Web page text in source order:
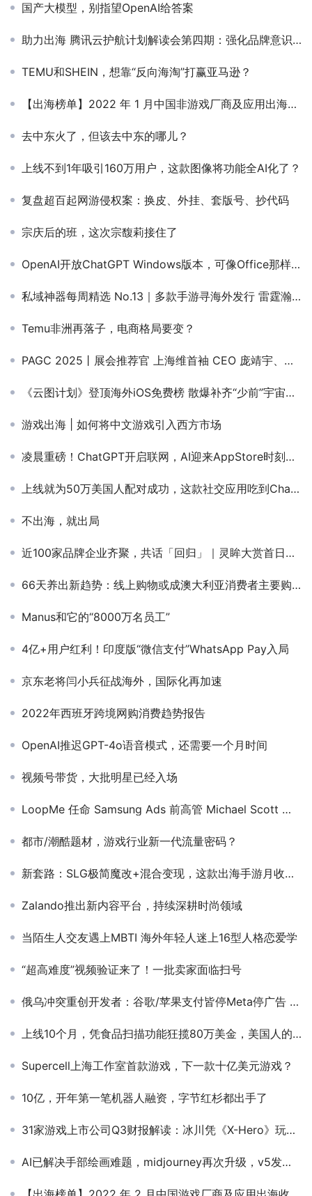
国产大模型，别指望OpenAI给答案
助力出海 腾讯云护航计划解读会第四期：强化品牌意识 精准定位流量
TEMU和SHEIN，想靠“反向海淘”打赢亚马逊？
【出海榜单】2022 年 1 月中国非游戏厂商及应用出海收入 30 强（修订版）
去中东火了，但该去中东的哪儿？
上线不到1年吸引160万用户，这款图像将功能全AI化了？
复盘超百起网游侵权案：换皮、外挂、套版号、抄代码
宗庆后的班，这次宗馥莉接住了
OpenAI开放ChatGPT Windows版本，可像Office那样使用了
私域神器每周精选 No.13｜多款手游寻海外发行 雷霆瀚海、极客等寻联运/资源渠道
Temu非洲再落子，电商格局要变？
PAGC 2025丨展会推荐官 上海维首袖 CEO 庞靖宇、帝视科技 CEO 高钦泉、清博智能 副总裁 宗利军 邀您参与万人出海展会
《云图计划》登顶海外iOS免费榜 散爆补齐“少前”宇宙核心板块
游戏出海 | 如何将中文游戏引入西方市场
凌晨重磅！ChatGPT开启联网，AI迎来AppStore时刻，应用体验将被彻底颠覆
上线就为50万美国人配对成功，这款社交应用吃到ChatGPT红利，月流水增长80%
不出海，就出局
近100家品牌企业齐聚，共话「回归」｜灵眸大赏首日全议程曝光！
66天养出新趋势：线上购物或成澳大利亚消费者主要购买渠道
Manus和它的“8000万名员工”
4亿+用户红利！印度版“微信支付”WhatsApp Pay入局
京东老将闫小兵征战海外，国际化再加速
2022年西班牙跨境网购消费趋势报告
OpenAI推迟GPT-4o语音模式，还需要一个月时间
视频号带货，大批明星已经入场
LoopMe 任命 Samsung Ads 前高管 Michael Scott 出任首席营收官
都市/潮酷题材，游戏行业新一代流量密码？
新套路：SLG极简魔改+混合变现，这款出海手游月收入3000万
Zalando推出新内容平台，持续深耕时尚领域
当陌生人交友遇上MBTI 海外年轻人迷上16型人格恋爱学
“超高难度”视频验证来了！一批卖家面临扫号
俄乌冲突重创开发者：谷歌/苹果支付皆停Meta停广告 如何看待危机背后的机遇
上线10个月，凭食品扫描功能狂揽80万美金，美国人的小众健康需求又被验证了？
Supercell上海工作室首款游戏，下一款十亿美元游戏？
10亿，开年第一笔机器人融资，字节红杉都出手了
31家游戏上市公司Q3财报解读：冰川凭《X-Hero》玩爆海外 营收4.32亿同比增长334.88%
AI已解决手部绘画难题，midjourney再次升级，v5发布！这下彻底拦不住了！